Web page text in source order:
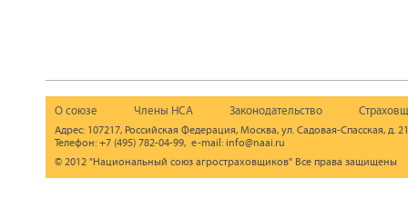
О союзе Члены НСА Законодательство
Адрес: 107217, Российская Федерация, Москва, ул. Садовая-Спасская, д.
Телефон: +7 (495) 782-04-99, e-mail: info@naai.ru
© 2012 "Национальный союз агростраховщиков" Все права защищены